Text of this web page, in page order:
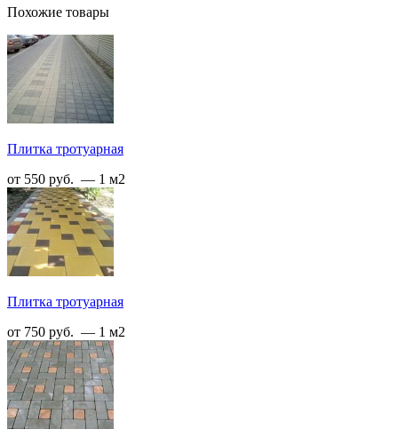
Похожие товары
Плитка тротуарная
от 550 руб. — 1 м2
Плитка тротуарная
от 750 руб. — 1 м2